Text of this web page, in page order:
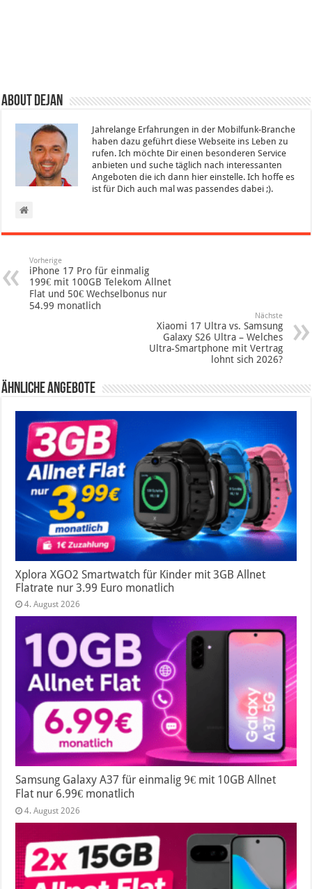
About Dejan
Jahrelange Erfahrungen in der Mobilfunk-Branche
haben dazu geführt diese Webseite ins Leben zu
rufen. Ich möchte Dir einen besonderen Service
anbieten und suche täglich nach interessanten
Angeboten die ich dann hier einstelle. Ich hoffe es
ist für Dich auch mal was passendes dabei ;).
Vorherige
iPhone 17 Pro für einmalig
199€ mit 100GB Telekom Allnet
Flat und 50€ Wechselbonus nur
54.99 monatlich
Nächste
Xiaomi 17 Ultra vs. Samsung
Galaxy S26 Ultra – Welches
Ultra-Smartphone mit Vertrag
lohnt sich 2026?
Ähnliche Angebote
Xplora XGO2 Smartwatch für Kinder mit 3GB Allnet
Flatrate nur 3.99 Euro monatlich
4. August 2026
Samsung Galaxy A37 für einmalig 9€ mit 10GB Allnet
Flat nur 6.99€ monatlich
4. August 2026